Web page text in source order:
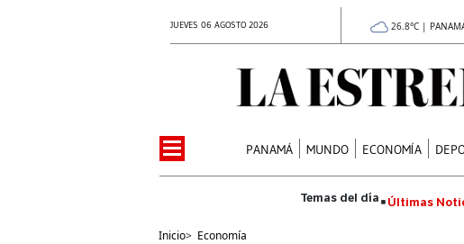
JUEVES 06 AGOSTO 2026 26.8°C |
PANAMÁ MUNDO ECONOMÍA
Últimas
Inicio> Economía